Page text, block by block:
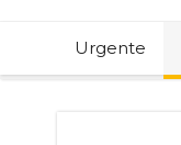
Urgente